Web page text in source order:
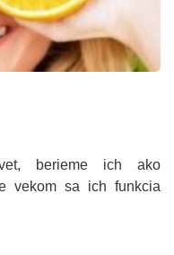
berieme ich ako
vekom sa ich funkcia